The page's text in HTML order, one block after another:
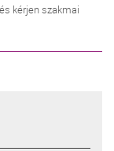
kérjen szakmai